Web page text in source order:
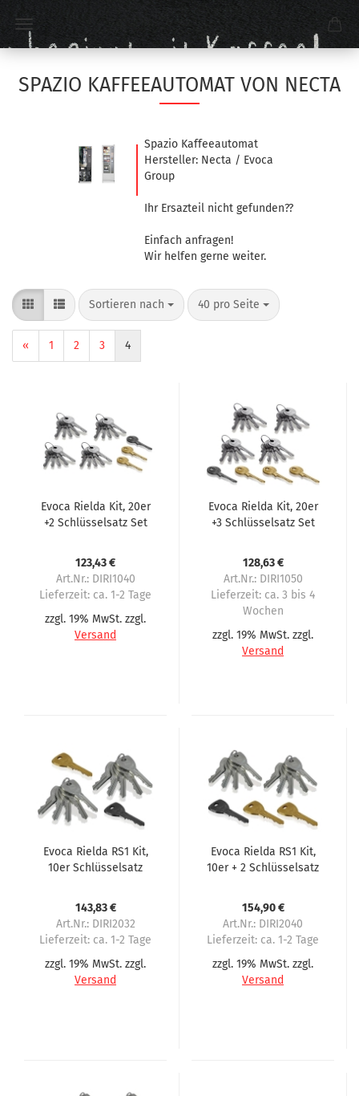
SPAZIO KAFFEEAUTOMAT VON NECTA
Spazio Kaffeeautomat
Hersteller: Necta / Evoca
Group
Ihr Ersazteil nicht gefunden??
Einfach anfragen!
Wir helfen gerne weiter.
Sortieren nach 40 pro Seite
« 1 2 3 4
Evoca Rielda Kit, 20er
+2 Schlüsselsatz Set
123,43 €
Art.Nr.: DIRI1040
Lieferzeit: ca. 1-2 Tage
zzgl. 19% MwSt. zzgl.
Versand
Evoca Rielda Kit, 20er
+3 Schlüsselsatz Set
128,63 €
Art.Nr.: DIRI1050
Lieferzeit: ca. 3 bis 4
Wochen
zzgl. 19% MwSt. zzgl.
Versand
Evoca Rielda RS1 Kit,
10er Schlüsselsatz
143,83 €
Art.Nr.: DIRI2032
Lieferzeit: ca. 1-2 Tage
zzgl. 19% MwSt. zzgl.
Versand
Evoca Rielda RS1 Kit,
10er + 2 Schlüsselsatz
154,90 €
Art.Nr.: DIRI2040
Lieferzeit: ca. 1-2 Tage
zzgl. 19% MwSt. zzgl.
Versand